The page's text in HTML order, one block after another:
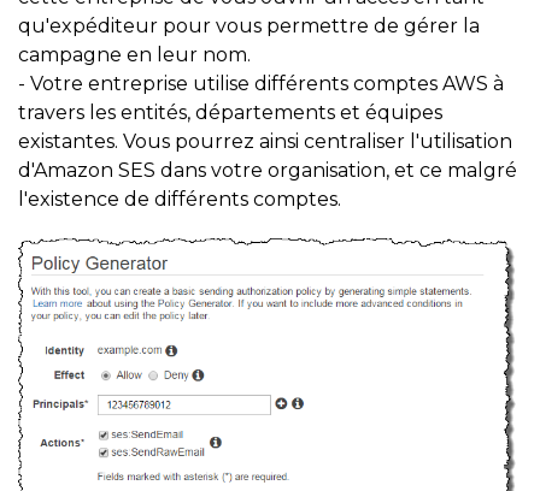
qu'expéditeur pour vous permettre de gérer la
campagne en leur nom.
- Votre entreprise utilise différents comptes AWS à
travers les entités, départements et équipes
existantes. Vous pourrez ainsi centraliser l'utilisation
d'Amazon SES dans votre organisation, et ce malgré
l'existence de différents comptes.